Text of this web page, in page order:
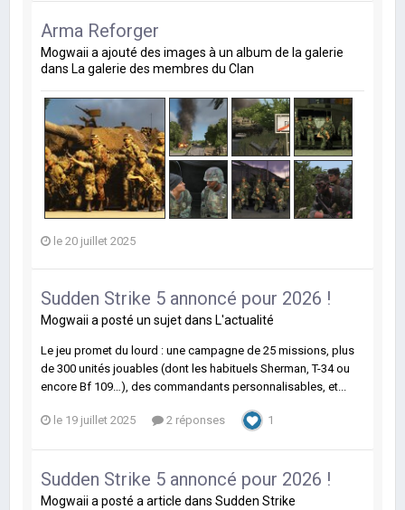
Arma Reforger
Mogwaii a ajouté des images à un album de la galerie
dans La galerie des membres du Clan
le 20 juillet 2025
Sudden Strike 5 annoncé pour 2026 !
Mogwaii a posté un sujet dans L'actualité
Le jeu promet du lourd : une campagne de 25 missions, plus
de 300 unités jouables (dont les habituels Sherman, T-34 ou
encore Bf 109…), des commandants personnalisables, et...
le 19 juillet 2025 2 réponses 1
Sudden Strike 5 annoncé pour 2026 !
Mogwaii a posté a article dans Sudden Strike